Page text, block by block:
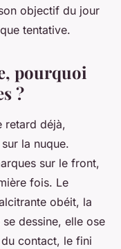
objectif du jour
tentative.
pourquoi
?
retard déjà,
la nuque.
sur le front,
fois. Le
obéit, la
dessine, elle ose
contact, le fini